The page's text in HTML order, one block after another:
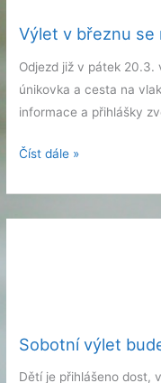
Výlet v březnu se
Odjezd již v pátek 20.3.
únikovka a cesta na
informace a přihlášky
Výlet
březnu
se
Číst dále »
Sobotní výlet
Dětí je přihlášeno dost,